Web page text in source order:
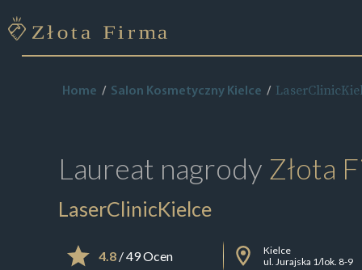
Home Salon Kosmetyczny Kielce
Laureat nagrody Złota
LaserClinicKielce
4.8/ 49 Ocen
Kielce
ul. Jurajska 1/lok. 8-9